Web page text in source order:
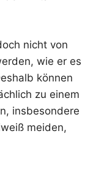
nicht von
wie er es
können
zu einem
insbesondere
meiden,